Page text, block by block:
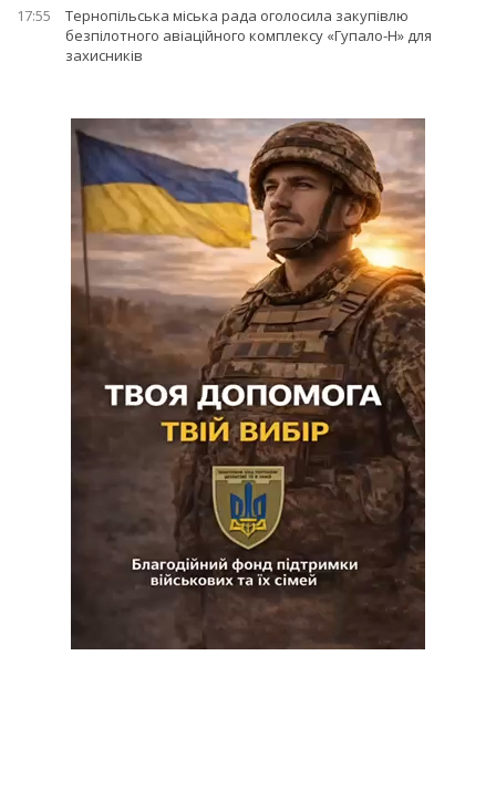
17:55
Тернопільська міська рада оголосила закупівлю
безпілотного авіаційного комплексу «Гупало-Н» для
захисників